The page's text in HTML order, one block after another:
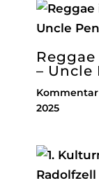
– Uncle
2025